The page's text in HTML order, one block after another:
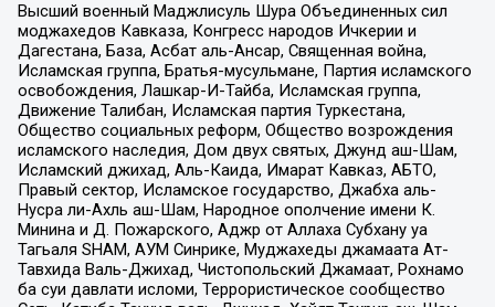
Высший военный Маджлисуль Шура Объединенных сил
моджахедов Кавказа, Конгресс народов Ичкерии и
Дагестана, База, Асбат аль-Ансар, Священная война,
Исламская группа, Братья-мусульмане, Партия исламского
освобождения, Лашкар-И-Тайба, Исламская группа,
Движение Талибан, Исламская партия Туркестана,
Общество социальных реформ, Общество возрождения
исламского наследия, Дом двух святых, Джунд аш-Шам,
Исламский джихад, Аль-Каида, Имарат Кавказ, АБТО,
Правый сектор, Исламское государство, Джабха аль-
Нусра ли-Ахль аш-Шам, Народное ополчение имени К.
Минина и Д. Пожарского, Аджр от Аллаха Субхану уа
Тагьаля SHAM, АУМ Синрике, Муджахеды джамаата Ат-
Тавхида Валь-Джихад, Чистопольский Джамаат, Рохнамо
ба суи давлати исломи, Террористическое сообщество